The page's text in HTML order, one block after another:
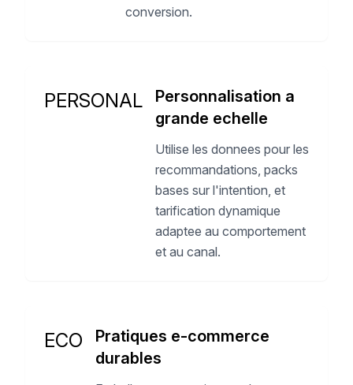
conversion.
PERSONAL
Personnalisation a
grande echelle
Utilise les donnees pour les
recommandations, packs
bases sur l'intention, et
tarification dynamique
adaptee au comportement
et au canal.
ECO
Pratiques e-commerce
durables